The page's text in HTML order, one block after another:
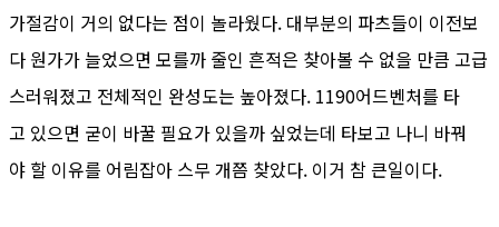
가절감이 거의 없다는 점이 놀라웠다. 대부분의 파츠들이 이전보
다 원가가 늘었으면 모를까 줄인 흔적은 찾아볼 수 없을 만큼 고급
스러워졌고 전체적인 완성도는 높아졌다. 1190어드벤처를 타
고 있으면 굳이 바꿀 필요가 있을까 싶었는데 타보고 나니 바꿔
야 할 이유를 어림잡아 스무 개쯤 찾았다. 이거 참 큰일이다.